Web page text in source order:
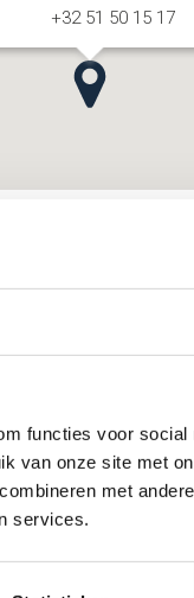
functies voor social
van onze site met
met
services.
+32 51 50 15 17
het station
tot aan het